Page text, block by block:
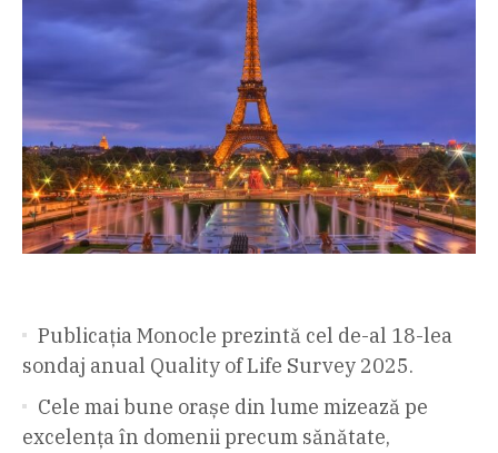
Publicația Monocle prezintă cel de-al 18-lea
sondaj anual Quality of Life Survey 2025.
Cele mai bune orașe din lume mizează pe
excelența în domenii precum sănătate,